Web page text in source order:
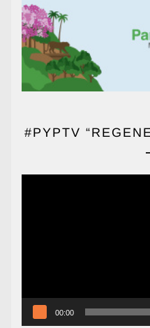
#PYPTV
00:00